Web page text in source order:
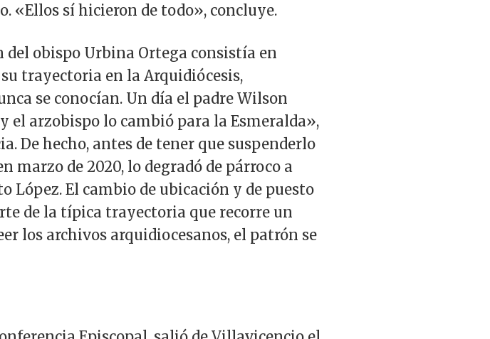
«Ellos sí hicieron de todo», concluye.
del obispo Urbina Ortega consistía en
trayectoria en la Arquidiócesis,
se conocían. Un día el padre Wilson
el arzobispo lo cambió para la Esmeralda»,
De hecho, antes de tener que suspenderlo
marzo de 2020, lo degradó de párroco a
El cambio de ubicación y de puesto
de la típica trayectoria que recorre un
los archivos arquidiocesanos, el patrón se